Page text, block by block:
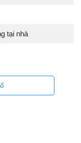
tại nhà